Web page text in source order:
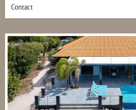
Contact